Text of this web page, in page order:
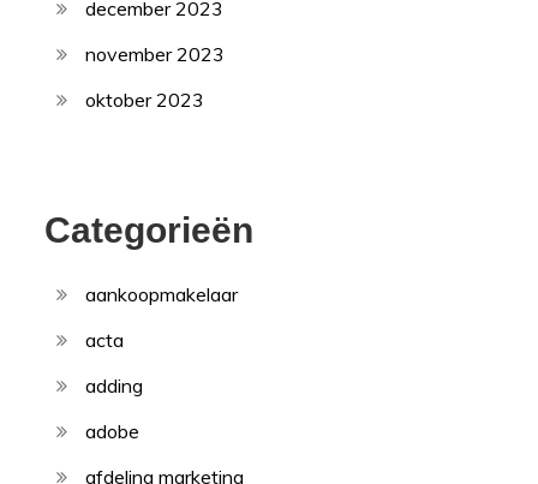
december 2023
november 2023
oktober 2023
Categorieën
aankoopmakelaar
acta
adding
adobe
afdeling marketing